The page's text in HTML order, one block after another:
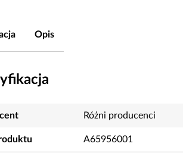
Opis
Różni producenci
A65956001